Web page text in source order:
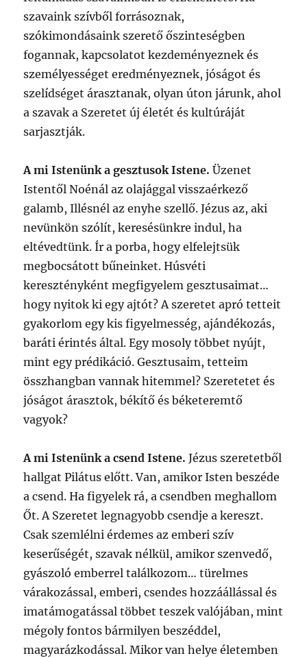
szavaink szívből forrásoznak,
szókimondásaink szerető őszinteségben
fogannak, kapcsolatot kezdeményeznek és
személyességet eredményeznek, jóságot és
szelídséget árasztanak, olyan úton járunk, ahol
a szavak a Szeretet új életét és kultúráját
sarjasztják.
A mi Istenünk a gesztusok Istene. Üzenet
Istentől Noénál az olajággal visszaérkező
galamb, Illésnél az enyhe szellő. Jézus az, aki
nevünkön szólít, keresésünkre indul, ha
eltévedtünk. Ír a porba, hogy elfelejtsük
megbocsátott bűneinket. Húsvéti
keresztényként megfigyelem gesztusaimat…
hogy nyitok ki egy ajtót? A szeretet apró tetteit
gyakorlom egy kis figyelmesség, ajándékozás,
baráti érintés által. Egy mosoly többet nyújt,
mint egy prédikáció. Gesztusaim, tetteim
összhangban vannak hitemmel? Szeretetet és
jóságot árasztok, békítő és béketeremtő
vagyok?
A mi Istenünk a csend Istene. Jézus szeretetből
hallgat Pilátus előtt. Van, amikor Isten beszéde
a csend. Ha figyelek rá, a csendben meghallom
Őt. A Szeretet legnagyobb csendje a kereszt.
Csak szemlélni érdemes az emberi szív
keserűségét, szavak nélkül, amikor szenvedő,
gyászoló emberrel találkozom… türelmes
várakozással, emberi, csendes hozzáállással és
imatámogatással többet teszek valójában, mint
mégoly fontos bármilyen beszéddel,
magyarázkodással. Mikor van helye életemben